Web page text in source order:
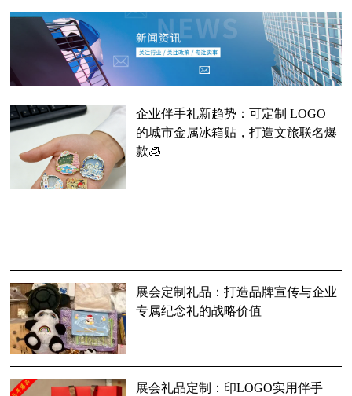
企业伴手礼新趋势：可定制 LOGO
的城市金属冰箱贴，打造文旅联名爆
款🧊
展会定制礼品：打造品牌宣传与企业
专属纪念礼的战略价值
展会礼品定制：印LOGO实用伴手